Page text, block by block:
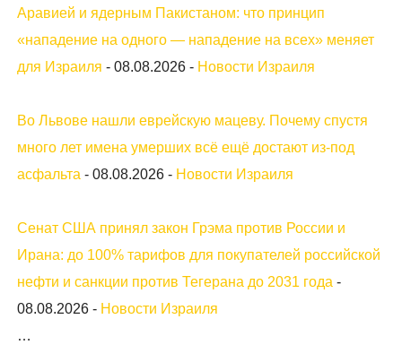
Аравией и ядерным Пакистаном: что принцип
«нападение на одного — нападение на всех» меняет
для Израиля -08.08.2026 - Новости Израиля
Во Львове нашли еврейскую мацеву. Почему спустя
много лет имена умерших всё ещё достают из-под
асфальта -08.08.2026 - Новости Израиля
Сенат США принял закон Грэма против России и
Ирана: до 100% тарифов для покупателей российской
нефти и санкции против Тегерана до 2031 года -
08.08.2026 - Новости Израиля
…